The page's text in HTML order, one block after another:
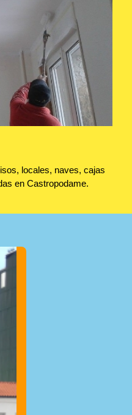
locales, naves, cajas
en Castropodame.